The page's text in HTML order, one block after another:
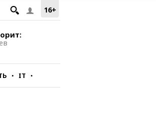
16+
IT